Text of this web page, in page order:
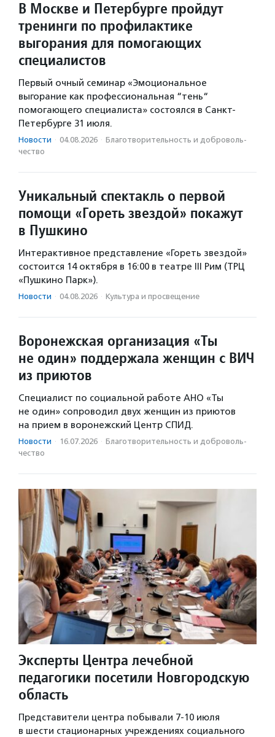
В Москве и Петербурге пройдут
тренинги по профилактике
выгорания для помогающих
специалистов
Первый очный семинар «Эмоциональное
выгорание как профессиональная “тень“
помогающего специалиста» состоялся в Санкт-
Петербурге 31 июля.
Новости · 04.08.2026 · Благотвори­тель­ность и доброволь­
чест­во
Уникальный спектакль о первой
помощи «Гореть звездой» покажут
в Пушкино
Интерактивное представление «Гореть звездой»
состоится 14 октября в 16:00 в театре III Рим (ТРЦ
«Пушкино Парк»).
Новости · 04.08.2026 · Культура и просвещение
Воронежская организация «Ты
не один» поддержала женщин с ВИЧ
из приютов
Специалист по социальной работе АНО «Ты
не один» сопроводил двух женщин из приютов
на прием в воронежский Центр СПИД.
Новости · 16.07.2026 · Благотвори­тель­ность и доброволь­
чест­во
Эксперты Центра лечебной
педагогики посетили Новгородскую
область
Представители центра побывали 7-10 июля
в шести стационарных учреждениях социального